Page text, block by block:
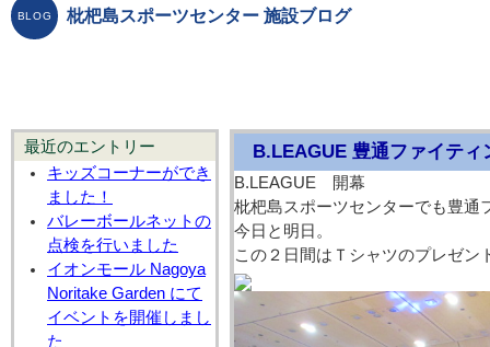
枇杷島スポーツセンター 施設ブログ
最近のエントリー
キッズコーナーができ
ました！
バレーボールネットの
点検を行いました
イオンモール Nagoya
Noritake Garden にて
イベントを開催しまし
た
B.LEAGUE 豊通ファイテ
B.LEAGUE 開幕
枇杷島スポーツセンターでも豊通
今日と明日。
この２日間はＴシャツのプレゼ